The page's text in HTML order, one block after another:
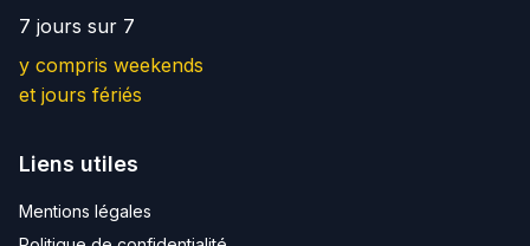
7 jours sur 7
y compris weekends
et jours fériés
Liens utiles
Mentions légales